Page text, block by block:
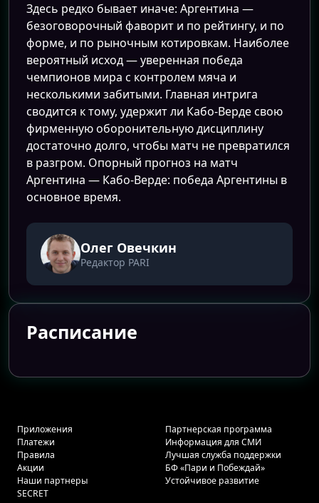
Здесь редко бывает иначе: Аргентина —
безоговорочный фаворит и по рейтингу, и по
форме, и по рыночным котировкам. Наиболее
вероятный исход — уверенная победа
чемпионов мира с контролем мяча и
несколькими забитыми. Главная интрига
сводится к тому, удержит ли Кабо-Верде свою
фирменную оборонительную дисциплину
достаточно долго, чтобы матч не превратился
в разгром. Опорный прогноз на матч
Аргентина — Кабо-Верде: победа Аргентины в
основное время.
Олег Овечкин
Редактор PARI
Расписание
Приложения
Платежи
Правила
Акции
Наши партнеры
SECRET
Партнерская программа
Информация для СМИ
Лучшая служба поддержки
БФ «Пари и Побеждай»
Устойчивое развитие